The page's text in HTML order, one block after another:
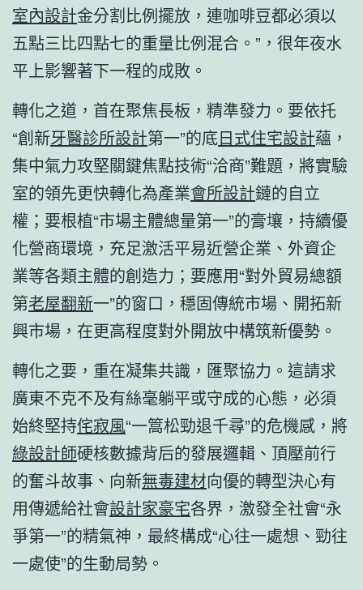
室內設計金分割比例擺放，連咖啡豆都必須以
五點三比四點七的重量比例混合。”，很年夜水
平上影響著下一程的成敗。
轉化之道，首在聚焦長板，精準發力。要依托
“創新牙醫診所設計第一”的底日式住宅設計蘊，
集中氣力攻堅關鍵焦點技術“洽商”難題，將實驗
室的領先更快轉化為產業會所設計鏈的自立
權；要根植“市場主體總量第一”的膏壤，持續優
化營商環境，充足激活平易近營企業、外資企
業等各類主體的創造力；要應用“對外貿易總額
第老屋翻新一”的窗口，穩固傳統市場、開拓新
興市場，在更高程度對外開放中構筑新優勢。
轉化之要，重在凝集共識，匯聚協力。這請求
廣東不克不及有絲毫躺平或守成的心態，必須
始終堅持侘寂風“一篙松勁退千尋”的危機感，將
綠設計師硬核數據背后的發展邏輯、頂壓前行
的奮斗故事、向新無毒建材向優的轉型決心有
用傳遞給社會設計家豪宅各界，激發全社會“永
爭第一”的精氣神，最終構成“心往一處想、勁往
一處使”的生動局勢。